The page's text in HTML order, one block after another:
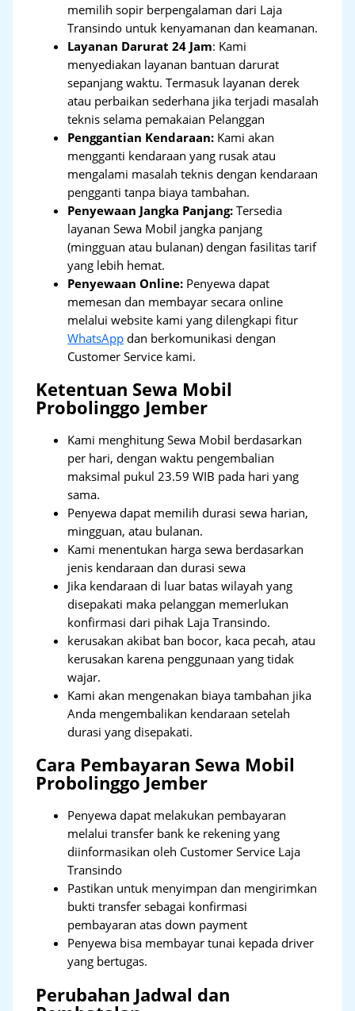
memilih sopir berpengalaman dari Laja
Transindo untuk kenyamanan dan keamanan.
Layanan Darurat 24 Jam: Kami
menyediakan layanan bantuan darurat
sepanjang waktu. Termasuk layanan derek
atau perbaikan sederhana jika terjadi masalah
teknis selama pemakaian Pelanggan
Penggantian Kendaraan: Kami akan
mengganti kendaraan yang rusak atau
mengalami masalah teknis dengan kendaraan
pengganti tanpa biaya tambahan.
Penyewaan Jangka Panjang: Tersedia
layanan Sewa Mobil jangka panjang
(mingguan atau bulanan) dengan fasilitas tarif
yang lebih hemat.
Penyewaan Online: Penyewa dapat
memesan dan membayar secara online
melalui website kami yang dilengkapi fitur
WhatsApp dan berkomunikasi dengan
Customer Service kami.
Ketentuan Sewa Mobil
Probolinggo Jember
Kami menghitung Sewa Mobil berdasarkan
per hari, dengan waktu pengembalian
maksimal pukul 23.59 WIB pada hari yang
sama.
Penyewa dapat memilih durasi sewa harian,
mingguan, atau bulanan.
Kami menentukan harga sewa berdasarkan
jenis kendaraan dan durasi sewa
Jika kendaraan di luar batas wilayah yang
disepakati maka pelanggan memerlukan
konfirmasi dari pihak Laja Transindo.
kerusakan akibat ban bocor, kaca pecah, atau
kerusakan karena penggunaan yang tidak
wajar.
Kami akan mengenakan biaya tambahan jika
Anda mengembalikan kendaraan setelah
durasi yang disepakati.
Cara Pembayaran Sewa Mobil
Probolinggo Jember
Penyewa dapat melakukan pembayaran
melalui transfer bank ke rekening yang
diinformasikan oleh Customer Service Laja
Transindo
Pastikan untuk menyimpan dan mengirimkan
bukti transfer sebagai konfirmasi
pembayaran atas down payment
Penyewa bisa membayar tunai kepada driver
yang bertugas.
Perubahan Jadwal dan